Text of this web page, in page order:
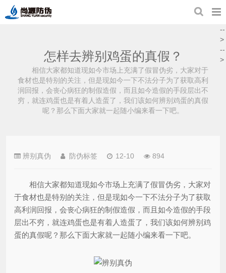
怎样去辨别鸡蛋的真假？
相信大家都知道现如今市场上充满了假冒伪劣，大家对于
食材也是特别的关注，但是现如今一下不法分子为了获取高利
润回报，会丧心病狂的制假造假，而且如今造假的手段层出不
穷，就连鸡蛋也是有着人造蛋了，我们该如何辨别鸡蛋的真假
呢？那么下面大家就一起随小编来看一下吧。
辨别真伪 防伪标签 12-10 894
相信大家都知道现如今市场上充满了假冒伪劣，大家对
于食材也是特别的关注，但是现如今一下不法分子为了获取
高利润回报，会丧心病狂的制假造假，而且如今造假的手段
层出不穷，就连鸡蛋也是有着人造蛋了，我们该如何辨别鸡
蛋的真假呢？那么下面大家就一起随小编来看一下吧。
--
>
--
>